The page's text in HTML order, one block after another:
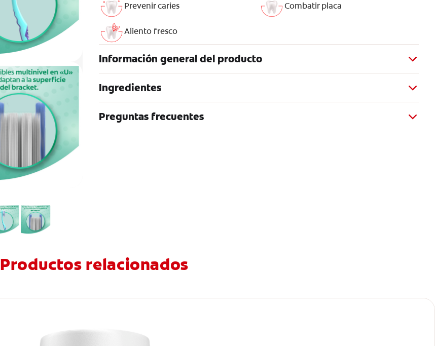
Prevenir caries Combatir placa
Aliento fresco
Información general del producto
Ingredientes
Preguntas frecuentes
Productos relacionados